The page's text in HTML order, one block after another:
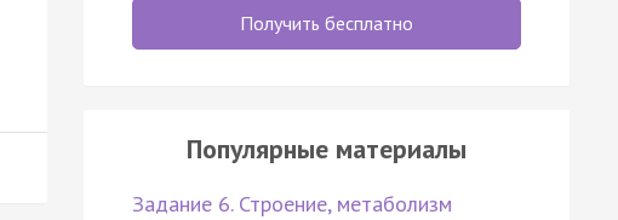
Получить бесплатно
Популярные материалы
Задание 6. Строение, метаболизм